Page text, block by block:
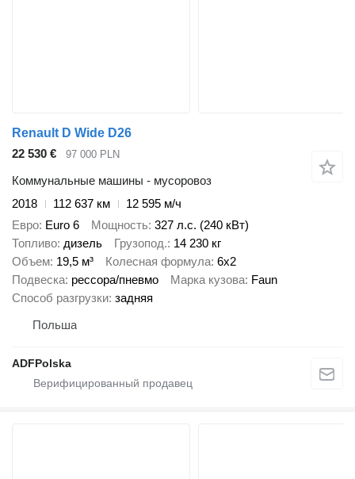
Renault D Wide D26
22 530 €
97 000 PLN
Коммунальные машины - мусоровоз
2018
112 637 км
12 595 м/ч
Евро Euro 6 Мощность 327 л.с. (240 кВт)
Топливо дизель Грузопод. 14 230 кг
Объем 19,5 м³ Колесная формула 6x2
Подвеска рессора/пневмо Марка кузова Faun
Способ разгрузки задняя
Польша
ADFPolska